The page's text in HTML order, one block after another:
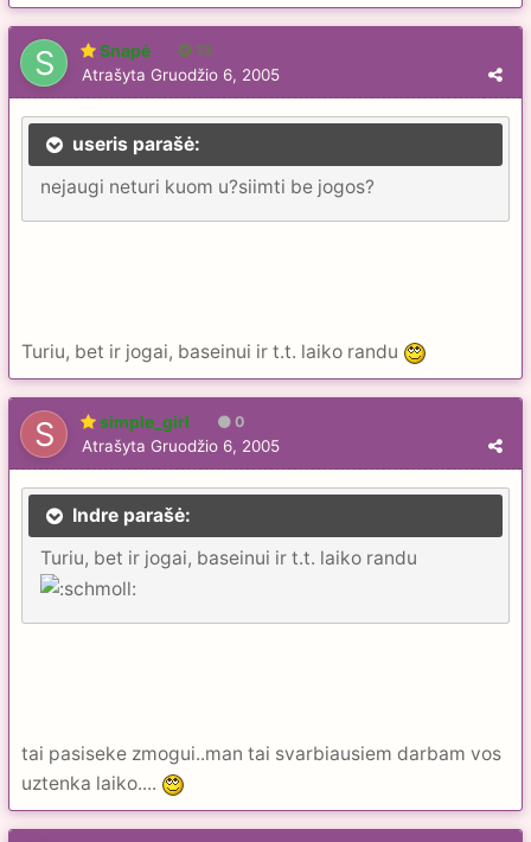
Snapė 13
Atrašyta Gruodžio 6, 2005
useris parašė:
nejaugi neturi kuom u?siimti be jogos?
Turiu, bet ir jogai, baseinui ir t.t. laiko randu
simple_girl 0
Atrašyta Gruodžio 6, 2005
Indre parašė:
Turiu, bet ir jogai, baseinui ir t.t. laiko randu
tai pasiseke zmogui..man tai svarbiausiem darbam vos
uztenka laiko....